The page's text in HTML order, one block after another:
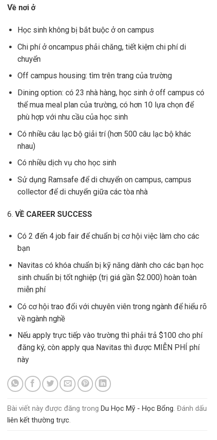
Về nơi ở
Học sinh không bị bắt buộc ở on campus
Chi phí ở oncampus phải chăng, tiết kiệm chi phí di
chuyển
Off campus housing: tìm trên trang của trường
Dining option: có 23 nhà hàng, học sinh ở off campus có
thể mua meal plan của trường, có hơn 10 lựa chọn để
phù hợp với nhu cầu của học sinh
Có nhiều câu lạc bộ giải trí (hơn 500 câu lạc bộ khác
nhau)
Có nhiều dịch vụ cho học sinh
Sử dụng Ramsafe để di chuyển on campus, campus
collector để di chuyển giữa các tòa nhà
6. VỀ CAREER SUCCESS
Có 2 đến 4 job fair để chuẩn bị cơ hội việc làm cho các
bạn
Navitas có khóa chuẩn bị kỹ năng dành cho các bạn học
sinh chuẩn bị tốt nghiệp (trị giá gần $2.000) hoàn toàn
miễn phí
Có cơ hội trao đổi với chuyên viên trong ngành để hiểu rõ
về ngành nghề
Nếu apply trực tiếp vào trường thì phải trả $100 cho phí
đăng ký, còn apply qua Navitas thì được MIỄN PHÍ phí
này
Bài viết này được đăng trong Du Học Mỹ - Học Bổng. Đánh dấu
liên kết thường trực.